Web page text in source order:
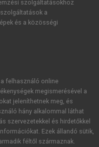
akcióiról.
szolgáltatásokhoz
a
és a közösségi
felhasználó online
megismerésével a
jeleníthetnek meg, és
hány alkalommal láthat
szervezetekkel és hirdetőkkel
Ezek állandó sütik,
féltől származnak.